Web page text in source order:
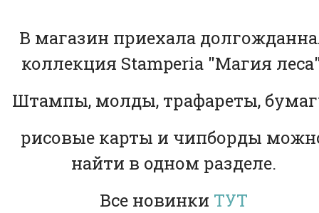
В магазин приехала
коллекция Stamperia "Магия
Штампы, молды, трафареты,
рисовые карты и чипборды
найти в одном разделе.
Все новинки ТУТ